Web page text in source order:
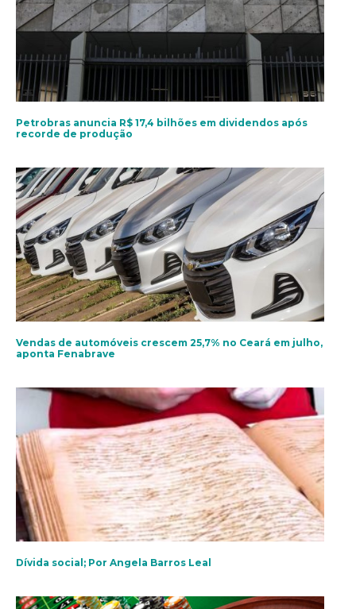
Petrobras anuncia R$ 17,4 bilhões em dividendos após
recorde de produção
Vendas de automóveis crescem 25,7% no Ceará em julho,
aponta Fenabrave
Dívida social; Por Angela Barros Leal